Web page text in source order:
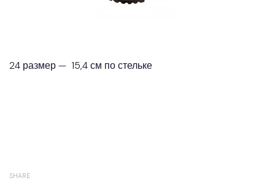
24 размер — 15,4 см по стельке
SHARE